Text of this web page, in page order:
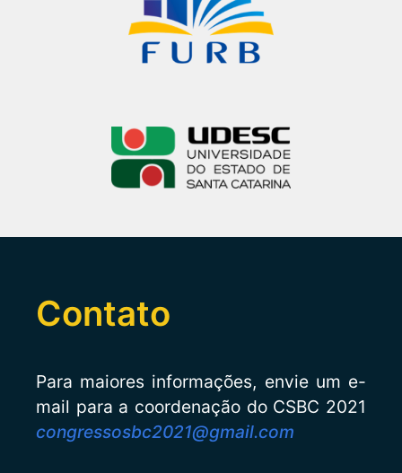
Contato
Para maiores informações, envie um e-
mail para a coordenação do CSBC 2021
congressosbc2021@gmail.com